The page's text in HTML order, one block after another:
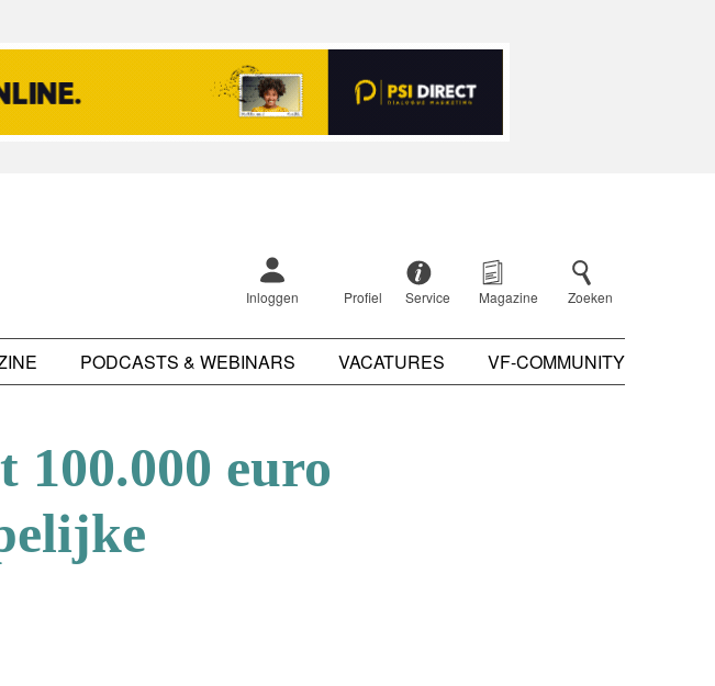
Inloggen Profiel Service Magazine Zoeken
PODCASTS & WEBINARS VACATURES VF-COMMUNITY
100.000 euro